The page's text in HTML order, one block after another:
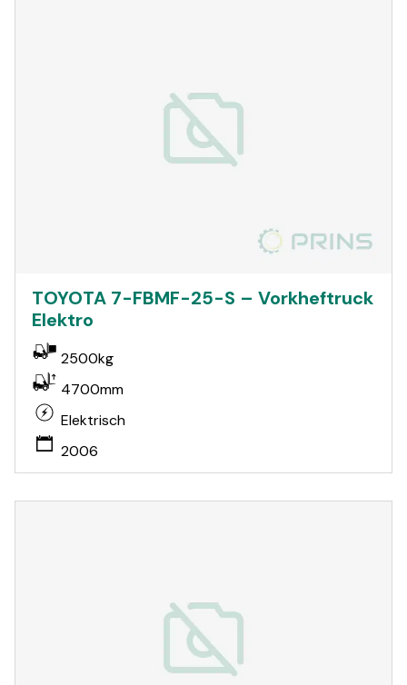
TOYOTA 7-FBMF-25-S – Vorkheftruck
Elektro
2500kg
4700mm
Elektrisch
2006